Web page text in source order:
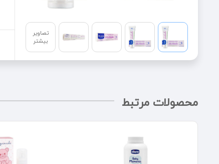
تصاویر
بیشتر
محصولات مرتبط